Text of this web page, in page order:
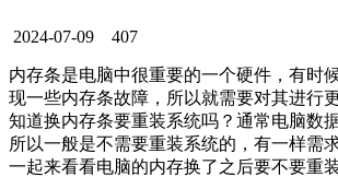
2024-07-09 407
内存条是电脑中很重要的一个硬件，有时
现一些内存条故障，所以就需要对其进行
知道换内存条要重装系统吗？通常电脑数
所以一般是不需要重装系统的，有一样需
一起来看看电脑的内存换了之后要不要重